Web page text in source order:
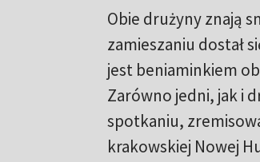
Obie drużyny znają
zamieszaniu dostał
jest beniaminkiem
Zarówno jedni, jak i
spotkaniu,
krakowskiej Nowej